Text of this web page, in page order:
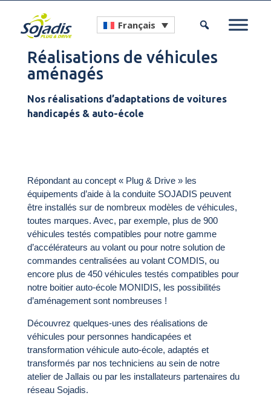
Français
Réalisations de véhicules
aménagés
Nos réalisations d’adaptations de voitures
handicapés & auto-école
Répondant au concept « Plug & Drive » les
équipements d’aide à la conduite SOJADIS peuvent
être installés sur de nombreux modèles de véhicules,
toutes marques. Avec, par exemple, plus de 900
véhicules testés compatibles pour notre gamme
d’accélérateurs au volant ou pour notre solution de
commandes centralisées au volant COMDIS, ou
encore plus de 450 véhicules testés compatibles pour
notre boitier auto-école MONIDIS, les possibilités
d’aménagement sont nombreuses !
Découvrez quelques-unes des réalisations de
véhicules pour personnes handicapées et
transformation véhicule auto-école, adaptés et
transformés par nos techniciens au sein de notre
atelier de Jallais ou par les installateurs partenaires du
réseau Sojadis.